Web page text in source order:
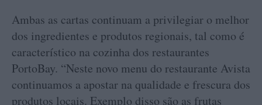
Ambas as cartas continuam a privilegiar o melhor
dos ingredientes e produtos regionais, tal como é
característico na cozinha dos restaurantes
PortoBay. “Neste novo menu do restaurante Avista
continuamos a apostar na qualidade e frescura dos
produtos locais. Exemplo disso são as frutas